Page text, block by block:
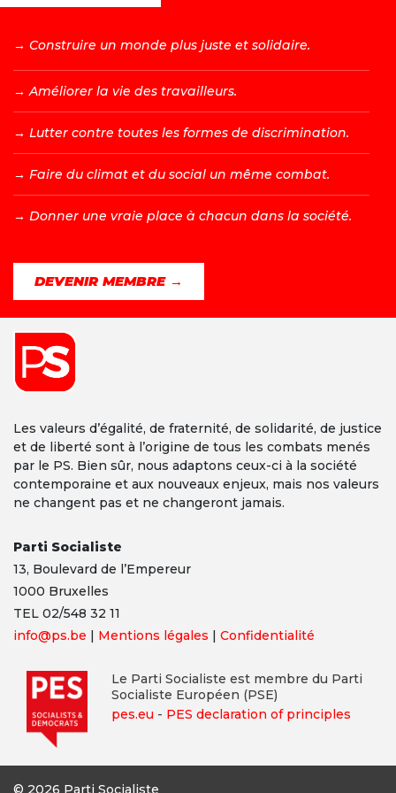
Les valeurs d’égalité, de fraternité, de solidarité, de justice
et de liberté sont à l’origine de tous les combats menés
par le PS. Bien sûr, nous adaptons ceux-ci à la société
contemporaine et aux nouveaux enjeux, mais nos valeurs
ne changent pas et ne changeront jamais.
Parti Socialiste
13, Boulevard de l’Empereur
1000 Bruxelles
TEL 02/548 32 11
info@ps.be
Mentions légales Confidentialité
Le Parti Socialiste est membre du Parti
Socialiste Européen (PSE)
pes.eu - PES declaration of principles
→ Construire un monde plus juste et solidaire.
→ Améliorer la vie des travailleurs.
→ Lutter contre toutes les formes de discrimination.
→ Faire du climat et du social un même combat.
→ Donner une vraie place à chacun dans la société.
DEVENIR MEMBRE →
© 2026 Parti Socialiste